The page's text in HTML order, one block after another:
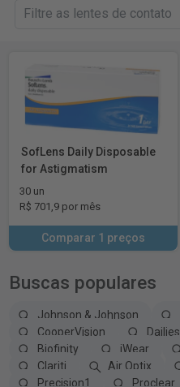
SofLens Daily Disposable
for Astigmatism
30 un
R$ 701,9 por mês
Comparar 1 preços
Buscas populares
Johnson & Johnson
CooperVision
Dailies
Biofinity
iWear
Clariti
Air Optix
Precision1
Proclear